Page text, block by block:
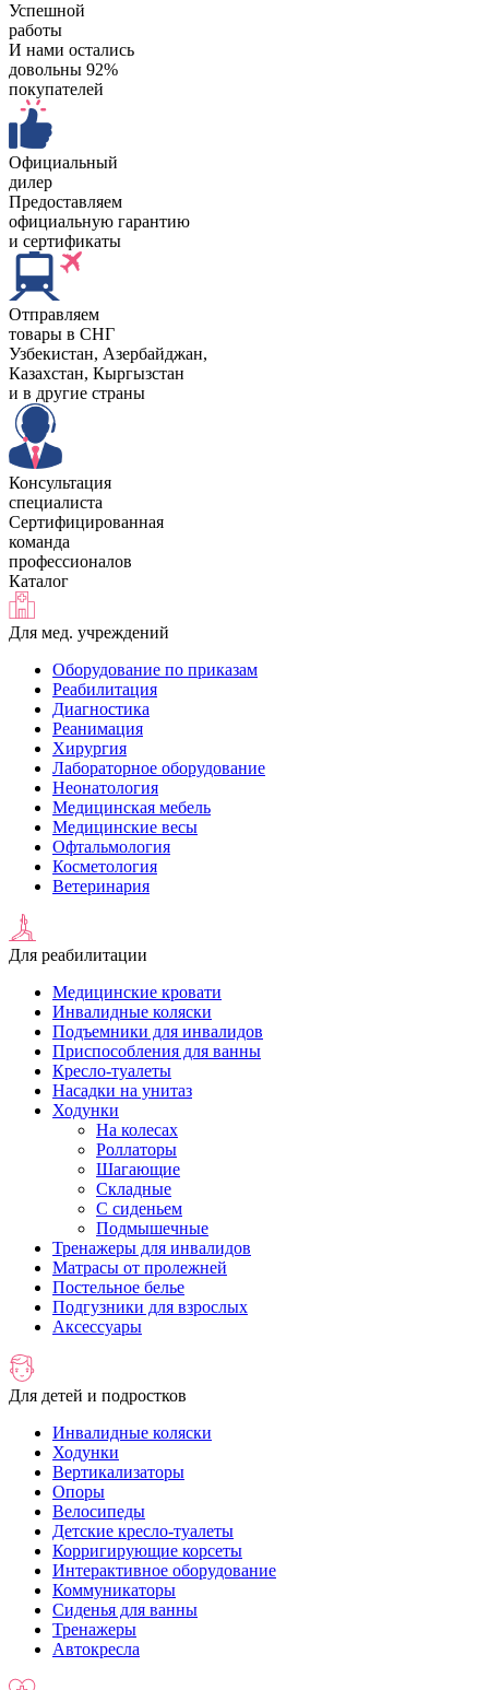
Успешной
работы
И нами остались
довольны 92%
покупателей
Официальный
дилер
Предоставляем
официальную гарантию
и сертификаты
Отправляем
товары в СНГ
Узбекистан, Aзербайджан,
Казахстан, Кыргызстан
и в другие страны
Консультация
специалиста
Сертифицированная
команда
профессионалов
Каталог
Для мед. учреждений
Оборудование по приказам
Реабилитация
Диагностика
Реанимация
Хирургия
Лабораторное оборудование
Неонатология
Медицинская мебель
Медицинские весы
Офтальмология
Косметология
Ветеринария
Для реабилитации
Медицинские кровати
Инвалидные коляски
Подъемники для инвалидов
Приспособления для ванны
Кресло-туалеты
Насадки на унитаз
Ходунки
На колесах
Роллаторы
Шагающие
Складные
С сиденьем
Подмышечные
Тренажеры для инвалидов
Матрасы от пролежней
Постельное белье
Подгузники для взрослых
Аксессуары
Для детей и подростков
Инвалидные коляски
Ходунки
Вертикализаторы
Опоры
Велосипеды
Детские кресло-туалеты
Корригирующие корсеты
Интерактивное оборудование
Коммуникаторы
Сиденья для ванны
Тренажеры
Автокресла